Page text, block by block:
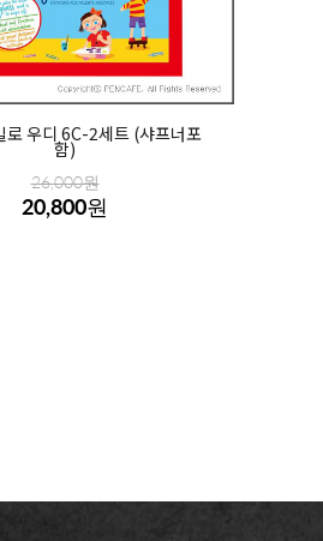
로 우디 6C-2세트 (샤프너포
함)
26,000원
20,800원